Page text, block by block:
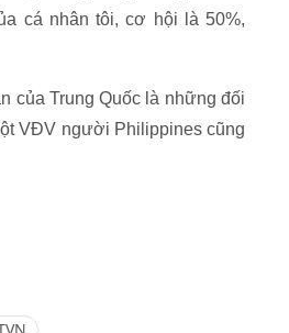
cá nhân tôi, cơ hội là 50%,
của Trung Quốc là những đối
VĐV người Philippines cũng